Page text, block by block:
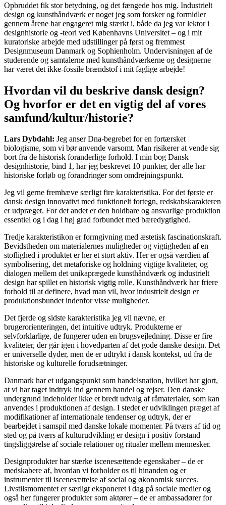
Opbruddet fik stor betydning, og det fængede hos mig. Industrielt
design og kunsthåndværk er noget jeg som forsker og formidler
gennem årene har engageret mig stærkt i, både da jeg var lektor i
designhistorie og -teori ved Københavns Universitet – og i mit
kuratoriske arbejde med udstillinger på først og fremmest
Designmuseum Danmark og Sophienholm. Undervisningen af de
studerende og samtalerne med kunsthåndværkerne og designerne
har været det ikke-fossile brændstof i mit faglige arbejde!
Hvordan vil du beskrive dansk design?
Og hvorfor er det en vigtig del af vores
samfund/kultur/historie?
Lars Dybdahl: Jeg anser Dna-begrebet for en fortærsket
biologisme, som vi bør anvende varsomt. Man risikerer at vende sig
bort fra de historisk foranderlige forhold. I min bog Dansk
designhistorie, bind 1, har jeg beskrevet 10 punkter, der alle har
historiske forløb og forandringer som omdrejningspunkt.
Jeg vil gerne fremhæve særligt fire karakteristika. For det første er
dansk design innovativt med funktionelt fortegn, redskabskarakteren
er udpræget. For det andet er den holdbare og ansvarlige produktion
essentiel og i dag i høj grad forbundet med bæredygtighed.
Tredje karakteristikon er formgivning med æstetisk fascinationskraft.
Bevidstheden om materialernes muligheder og vigtigheden af en
stoflighed i produktet er her et stort aktiv. Her er også værdien af
symbolisering, det metaforiske og holdning vigtige kvaliteter, og
dialogen mellem det unikaprægede kunsthåndværk og industrielt
design har spillet en historisk vigtig rolle. Kunsthåndværk har friere
forhold til at definere, hvad man vil, hvor industrielt design er
produktionsbundet indenfor visse muligheder.
Det fjerde og sidste karakteristika jeg vil nævne, er
brugerorienteringen, det intuitive udtryk. Produkterne er
selvforklarlige, de fungerer uden en brugsvejledning. Disse er fire
kvaliteter, der går igen i hovedparten af det gode danske design. Det
er universelle dyder, men de er udtrykt i dansk kontekst, ud fra de
historiske og kulturelle forudsætninger.
Danmark har et udgangspunkt som handelsnation, hvilket har gjort,
at vi har taget indtryk ind gennem handel og rejser. Den danske
undergrund indeholder ikke et bredt udvalg af råmaterialer, som kan
anvendes i produktionen af design. I stedet er udviklingen præget af
modifikationer af internationale tendenser og udtryk, der er
bearbejdet i samspil med danske lokale momenter. På tværs af tid og
sted og på tværs af kulturudvikling er design i positiv forstand
tingsliggørelse af sociale relationer og ritualer mellem mennesker.
Designprodukter har stærke iscenesættende egenskaber – de er
medskabere af, hvordan vi forholder os til hinanden og er
instrumenter til iscenesættelse af social og økonomisk succes.
Livstilsmomentet er særligt eksponeret i dag på sociale medier og
også her fungerer produkter som aktører – de er ambassadører for